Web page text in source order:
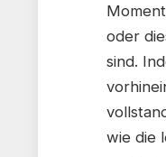
oder
sind.
wie die